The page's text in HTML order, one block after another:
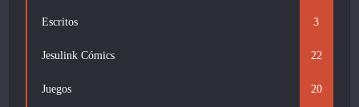
Escritos 3
Jesulink Cómics 22
Juegos 20